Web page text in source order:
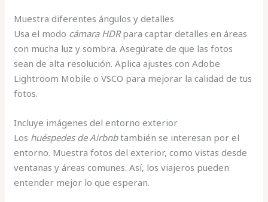
Muestra diferentes ángulos y detalles
Usa el modo cámara HDRpara captar detalles en áreas
con mucha luz y sombra. Asegúrate de que las fotos
sean de alta resolución. Aplica ajustes con Adobe
Lightroom Mobile o VSCO para mejorar la calidad de tus
fotos.
Incluye imágenes del entorno exterior
Los huéspedes de Airbnbtambién se interesan por el
entorno. Muestra fotos del exterior, como vistas desde
ventanas y áreas comunes. Así, los viajeros pueden
entender mejor lo que esperan.